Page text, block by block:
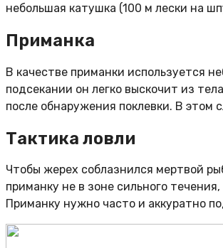
небольшая катушка (100 м лески на
Приманка
В качестве приманки используется
подсекании он легко выскочит из
после обнаружения поклевки. В этом
Тактика ловли
Чтобы жерех соблазнился мертвой
приманку не в зоне сильного
Приманку нужно часто и аккуратно